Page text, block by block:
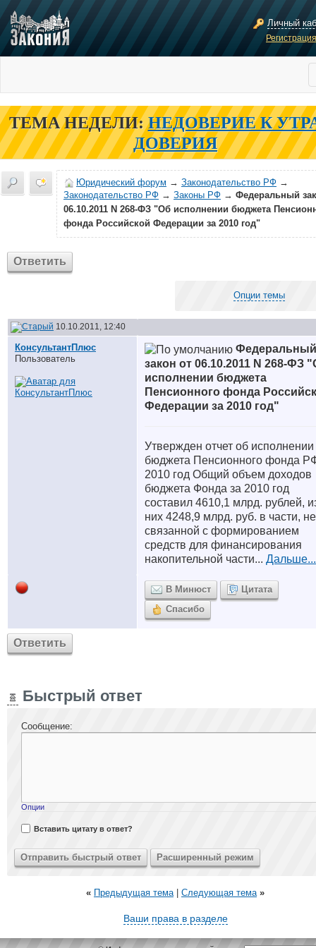
Личный
ТЕМА НЕДЕЛИ: НЕДОВЕРИЕ К
ДОВЕРИЯ
Юридический форум → Законодательство РФ →
Законодательство РФ → Законы РФ → Федеральный
06.10.2011 N 268-ФЗ "Об исполнении бюджета
фонда Российской Федерации за 2010 год"
Ответить
Опции темы
10.10.2011, 12:40
КонсультантПлюс
Пользователь
Федеральный
закон от 06.10.2011 N 268-ФЗ
исполнении бюджета
Пенсионного фонда
Федерации за 2010 год"
Утвержден отчет об исполнении
бюджета Пенсионного фонда
2010 год Общий объем доходов
бюджета Фонда за 2010 год
составил 4610,1 млрд. рублей,
них 4248,9 млрд. руб. в части, не
связанной с формированием
средств для финансирования
накопительной части... Дальше...
В Минюст
Цитата
Спасибо
Ответить
Быстрый ответ
Сообщение:
Опции
Вставить цитату в ответ?
« Предыдущая тема| Следующая тема »
Ваши права в разделе